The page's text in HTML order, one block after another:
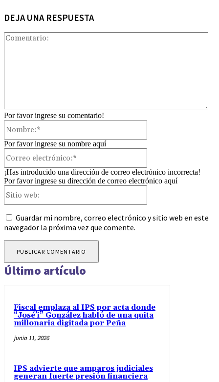
DEJA UNA RESPUESTA
Por favor ingrese su comentario!
Por favor ingrese su nombre aquí
¡Has introducido una dirección de correo electrónico incorrecta!
Por favor ingrese su dirección de correo electrónico aquí
Guardar mi nombre, correo electrónico y sitio web en este
navegador la próxima vez que comente.
Último artículo
Fiscal emplaza al IPS por acta donde
“José’i” González habló de una quita
millonaria digitada por Peña
junio 11, 2026
IPS advierte que amparos judiciales
generan fuerte presión financiera